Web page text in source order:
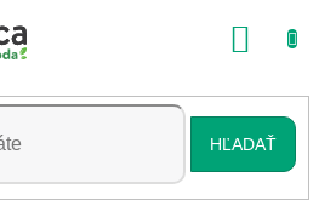
HĽADAŤ